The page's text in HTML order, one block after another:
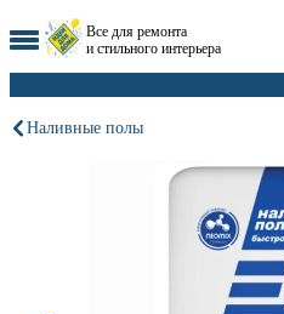
Все для ремонта
и стильного интерьера
Наливные полы